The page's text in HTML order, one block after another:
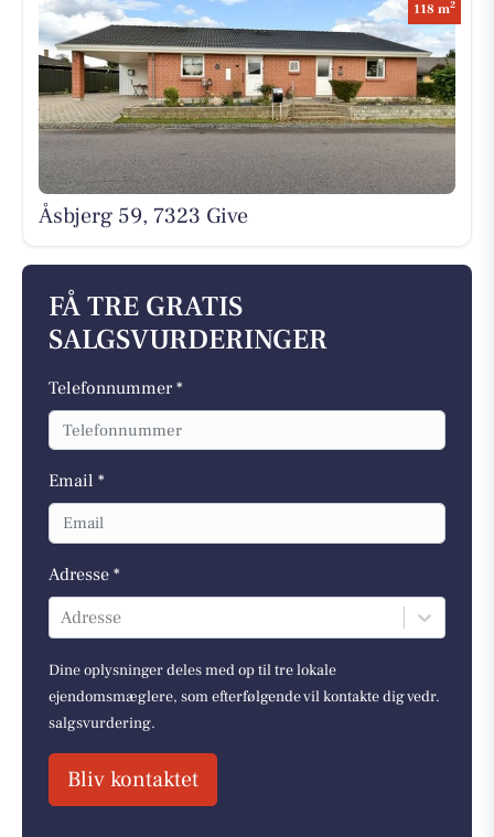
118 m2
Åsbjerg 59, 7323 Give
FÅ TRE GRATIS
SALGSVURDERINGER
Telefonnummer *
Email *
Adresse *
Adresse
Dine oplysninger deles med op til tre lokale
ejendomsmæglere, som efterfølgende vil kontakte dig vedr.
salgsvurdering.
Bliv kontaktet